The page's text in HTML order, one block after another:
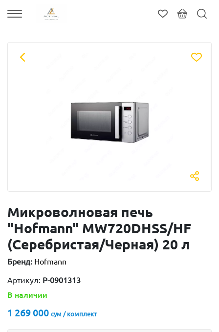
Микроволновая печь
"Hofmann" MW720DHSS/HF
(Серебристая/Черная) 20 л
Бренд: Hofmann
Артикул: P-0901313
В наличии
1 269 000 сум / комплект